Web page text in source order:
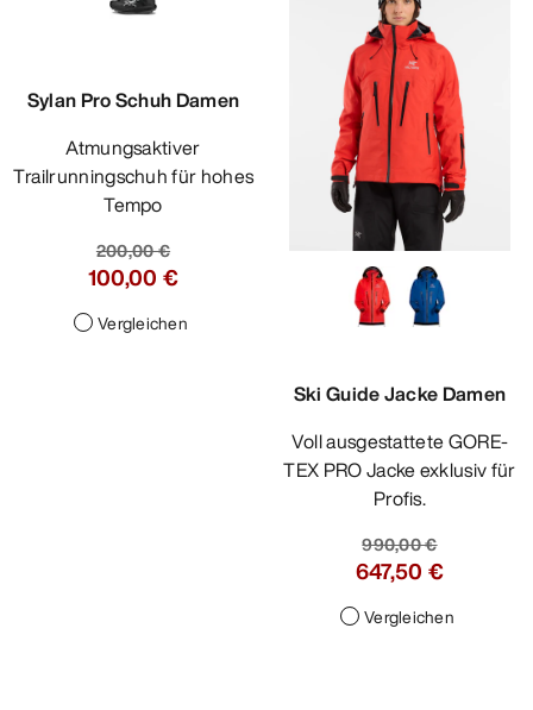
Sylan Pro Schuh Damen
Atmungsaktiver
Trailrunningschuh für hohes
Tempo
200,00 €
100,00 €
Vergleichen
Ski Guide Jacke Damen
Voll ausgestattete GORE-
TEX PRO Jacke exklusiv für
Profis.
990,00 €
647,50 €
Vergleichen